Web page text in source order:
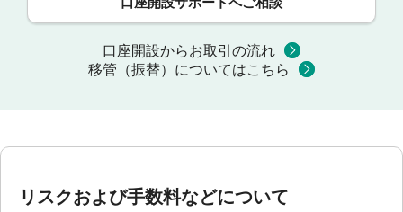
口座開設からお取引の流れ
移管（振替）についてはこちら
リスクおよび手数料などについて